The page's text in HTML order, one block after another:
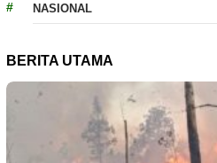
NASIONAL
BERITA UTAMA